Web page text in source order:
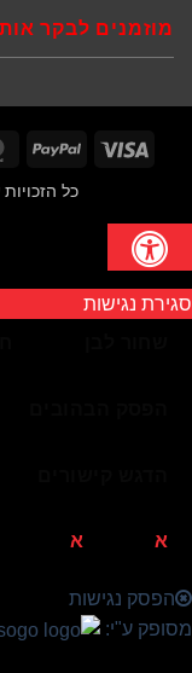
מוזמנים לבקר
Visa
כל הזכויות
סגירת נגישות
א א
הפסק נגישות
מסופק ע"י: